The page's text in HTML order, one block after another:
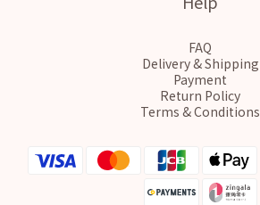
FAQ
Delivery & Shipping
Payment
Return Policy
Terms & Conditions